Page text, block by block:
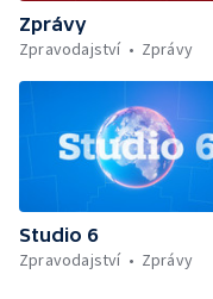
Zprávy
Zpravodajství
Zprávy
Studio 6
Zpravodajství
Zprávy